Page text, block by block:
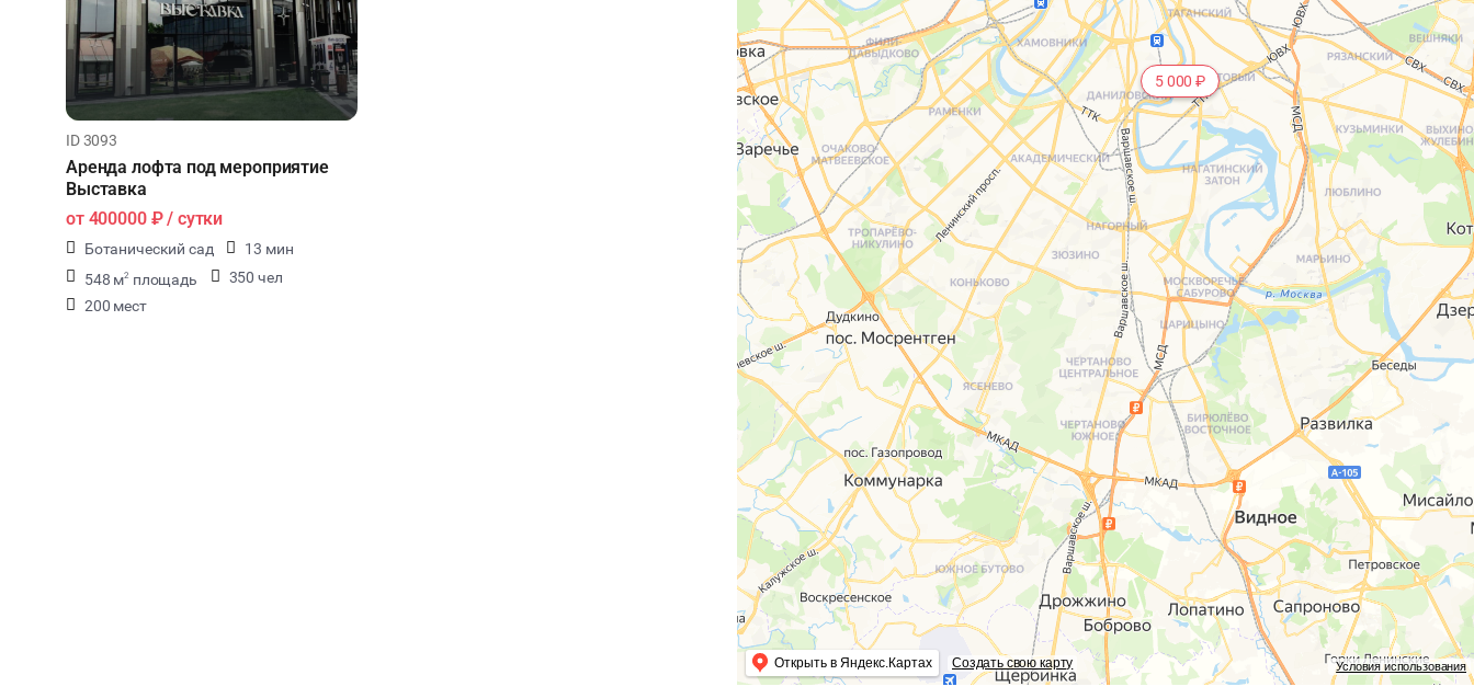
ID 3093
Аренда лофта под мероприятие
Выставка
от 400000 ₽/ сутки
Ботанический сад
13 мин
548 м2 площадь
350 чел
200 мест
Условия использования
Открыть в Яндекс.Картах Создать свою карту
5 000 ₽